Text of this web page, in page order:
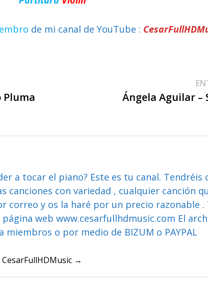
de mi canal de YouTube :
Pluma Ángela Aguilar –
a tocar el piano? Este es tu canal. Tendréis
canciones con variedad , cualquier canción
correo y os la haré por un precio razonable .
página web www.cesarfullhdmusic.com El
o por medio de BIZUM o PAYPAL
→